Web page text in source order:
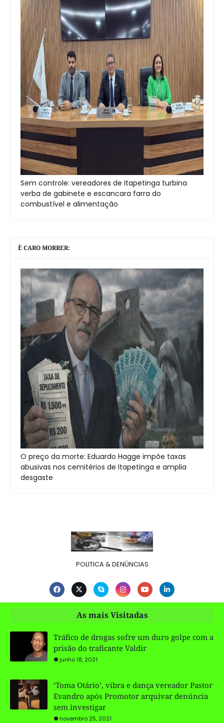
Sem controle: vereadores de Itapetinga turbina
verba de gabinete e escancara farra do
combustível e alimentação
È CARO MORRER:
O preço da morte: Eduardo Hagge impõe taxas
abusivas nos cemitérios de Itapetinga e amplia
desgaste
POLITICA & DENÚNCIAS
As mais Visitadas
Tráfico de drogas sofre um duro golpe com a
prisão do traficante Valdir
junho 18, 2021
‘Toma Otário’, vibra e dança vereador Pastor
Evandro após Promotor arquivar denúncia
sem investigar
novembro 25, 2021